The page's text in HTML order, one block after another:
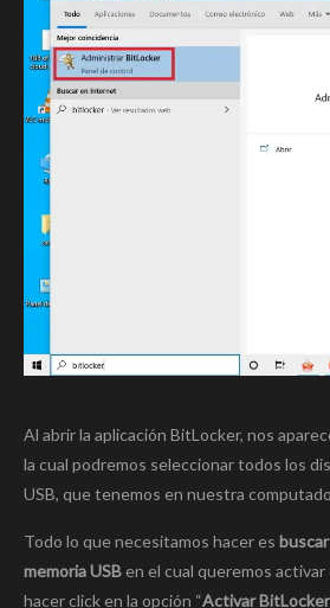
Al abrir la aplicación BitLocker, nos
la cual podremos seleccionar todos los
USB, que tenemos en nuestra
Todo lo que necesitamos hacer es
memoria USBen el cual queremos
hacer click en la opción “Activar BitLocker